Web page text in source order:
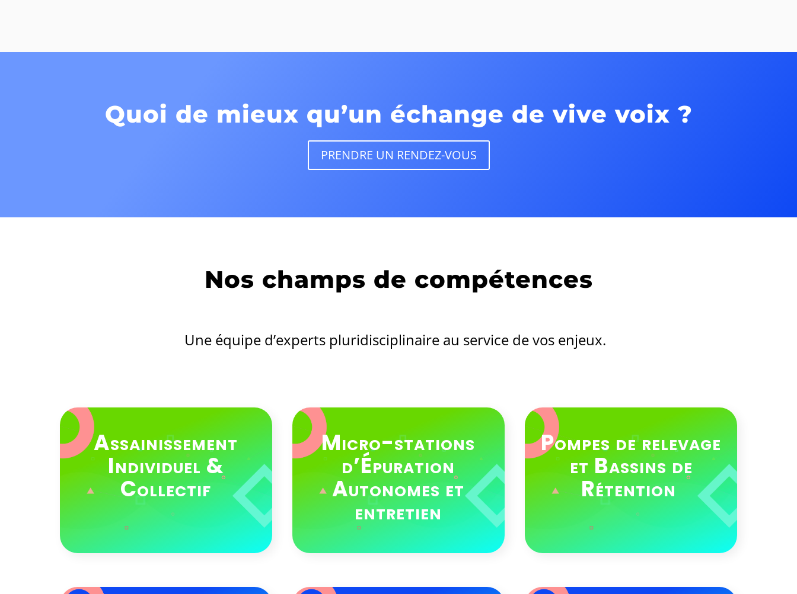
Quoi de mieux qu’un échange de vive voix ?
PRENDRE UN RENDEZ-VOUS
Nos champs de compétences
Une équipe d’experts pluridisciplinaire au service de vos enjeux.
Assainissement
Individuel &
Collectif
Micro-stations
d’Épuration
Autonomes et
entretien
Pompes de relevage
et Bassins de
Rétention